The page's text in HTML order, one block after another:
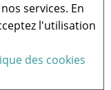
services. En
l'utilisation
des cookies